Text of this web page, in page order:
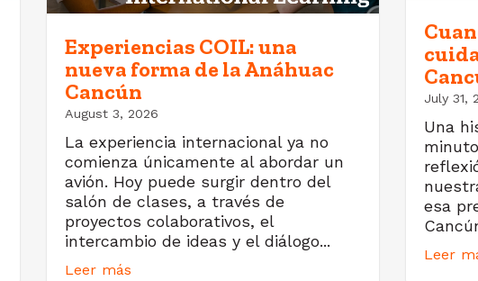
Experiencias COIL: una
nueva forma de la Anáhuac
Cancún
August 3, 2026
La experiencia internacional ya no
comienza únicamente al abordar un
avión. Hoy puede surgir dentro del
salón de clases, a través de
proyectos colaborativos, el
intercambio de ideas y el diálogo...
Leer más
July 31,
Una
esa
Leer